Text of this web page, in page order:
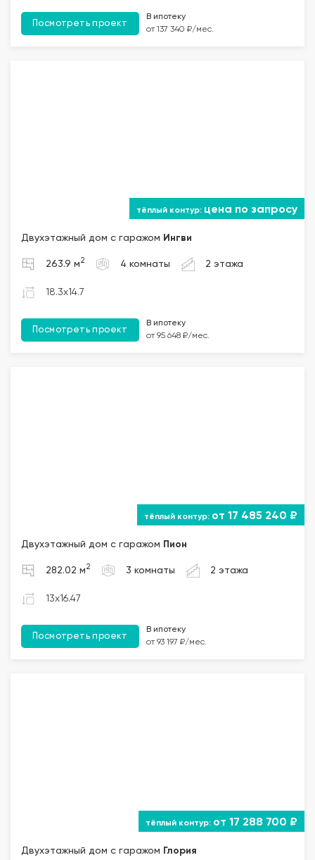
Посмотреть проект
В ипотеку
от 137 340 ₽/мес.
цена по запросу
Двухэтажный дом с гаражом Ингви
263.9 м 2 4 комнаты 2 этажа
18.3x14.7
Посмотреть проект
В ипотеку
от 95 648 ₽/мес.
от 17 485 240 ₽
Двухэтажный дом с гаражом Пион
282.02 м 2 3 комнаты 2 этажа
13x16.47
Посмотреть проект
В ипотеку
от 93 197 ₽/мес.
от 17 288 700 ₽
Двухэтажный дом с гаражом Глория